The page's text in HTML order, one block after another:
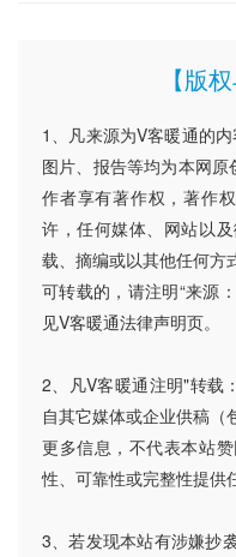
【版
1、凡来源为V客暖通的内
图片、报告等均为本网
作者享有著作权，著作
许，任何媒体、网站以
载、摘编或以其他任何方
可转载的，请注明“来源
见V客暖通法律声明页。
2、凡V客暖通注明"转载
自其它媒体或企业供稿（
更多信息，不代表本站
性、可靠性或完整性提供
3、若发现本站有涉嫌抄